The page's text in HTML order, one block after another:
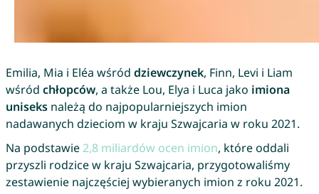
Emilia, Mia i Eléa wśród dziewczynek, Finn, Levi i Liam
wśród chłopców, a także Lou, Elya i Luca jako imiona
uniseksnależą do najpopularniejszych imion
nadawanych dzieciom w kraju Szwajcaria w roku 2021.
Na podstawie2,8 miliardów ocen imion, które oddali
przyszli rodzice w kraju Szwajcaria, przygotowaliśmy
zestawienie najczęściej wybieranych imion z roku 2021.